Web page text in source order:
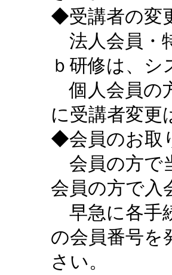
◆受講者の変
法人会員・
ｂ研修は、
個人会員の
に受講者変更
◆会員のお取
会員の方で
会員の方で入
早急に各手
の会員番号を
さい。